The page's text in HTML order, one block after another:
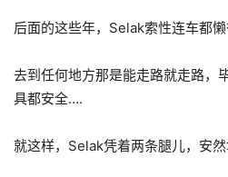
后面的这些年，Selak索性连车都懒
去到任何地方那是能走路就走路，
具都安全….
就这样，Selak凭着两条腿儿，安然